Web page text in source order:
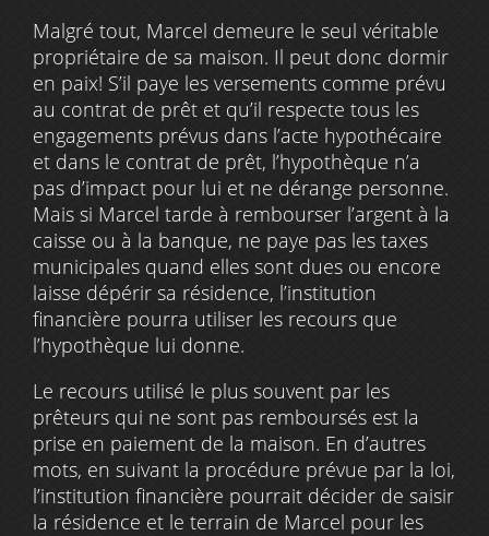
Malgré tout, Marcel demeure le seul véritable
propriétaire de sa maison. Il peut donc dormir
en paix! S’il paye les versements comme prévu
au contrat de prêt et qu’il respecte tous les
engagements prévus dans l’acte hypothécaire
et dans le contrat de prêt, l’hypothèque n’a
pas d’impact pour lui et ne dérange personne.
Mais si Marcel tarde à rembourser l’argent à la
caisse ou à la banque, ne paye pas les taxes
municipales quand elles sont dues ou encore
laisse dépérir sa résidence, l’institution
financière pourra utiliser les recours que
l’hypothèque lui donne.
Le recours utilisé le plus souvent par les
prêteurs qui ne sont pas remboursés est la
prise en paiement de la maison. En d’autres
mots, en suivant la procédure prévue par la loi,
l’institution financière pourrait décider de saisir
la résidence et le terrain de Marcel pour les